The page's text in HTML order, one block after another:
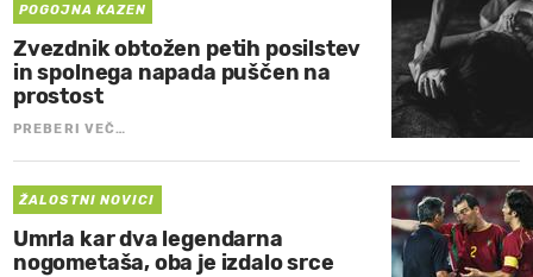
POGOJNA KAZEN
Zvezdnik obtožen petih posilstev
in spolnega napada puščen na
prostost
PREBERI VEČ…
ŽALOSTNI NOVICI
Umrla kar dva legendarna
nogometaša, oba je izdalo srce